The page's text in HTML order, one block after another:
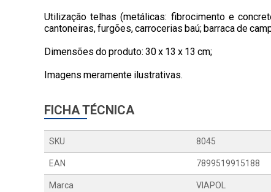
Utilização telhas (metálicas: fibrocimento e
cantoneiras, furgões, carrocerias baú; barraca de
Dimensões do produto: 30 x 13 x 13 cm;
Imagens meramente ilustrativas.
FICHA TÉCNICA
SKU 8045
EAN 7899519915188
Marca VIAPOL